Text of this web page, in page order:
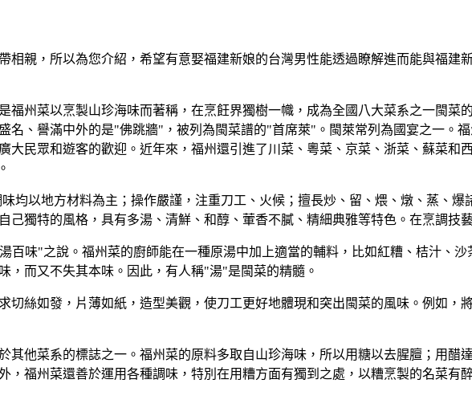
親，所以為您介紹，希望有意娶福建新娘的台灣男性能透過瞭解進而能與福建
州菜以烹製山珍海味而著稱，在烹飪界獨樹一幟，成為全國八大菜系之一閩菜
名、譽滿中外的是"佛跳牆"，被列為閩菜譜的"首席萊"。閩萊常列為國宴之一。
民眾和遊客的歡迎。近年來，福州還引進了川菜、粵菜、京菜、浙菜、蘇菜和
均以地方材料為主；操作嚴謹，注重刀工、火候；擅長炒、留、煨、燉、蒸、爆
獨特的風格，具有多湯、清鮮、和醇、葷香不膩、精細典雅等特色。在烹調技
味"之說。福州菜的廚師能在一種原湯中加上適當的輔料，比如紅糟、桔汁、沙
，而又不失其本味。因此，有人稱"湯"是閩菜的精髓。
絲如發，片薄如紙，造型美觀，使刀工更好地體現和突出閩菜的風味。例如，
其他菜系的標誌之一。福州菜的原料多取自山珍海味，所以用糖以去腥膻；用醋
福州菜還善於運用各種調味，特別在用糟方面有獨到之處，以糟烹製的名菜有